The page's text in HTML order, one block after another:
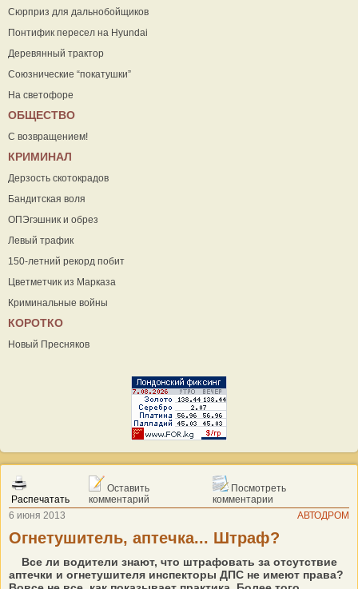
Сюрприз для дальнобойщиков
Понтифик пересел на Hyundai
Деревянный трактор
Союзнические “покатушки”
На светофоре
ОБЩЕСТВО
С возвращением!
КРИМИНАЛ
Дерзость скотокрадов
Бандитская воля
ОПЭгэшник и обрез
Левый трафик
150-летний рекорд побит
Цветметчик из Марказа
Криминальные войны
КОРОТКО
Новый Пресняков
Распечатать
Оставить
комментарий
Посмотреть
комментарии
6 июня 2013
АВТОДРОМ
Огнетушитель, аптечка... Штраф?
Все ли водители знают, что штрафовать за отсутствие
аптечки и огнетушителя инспекторы ДПС не имеют права?